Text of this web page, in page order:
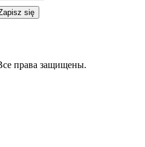
się
права защищены.